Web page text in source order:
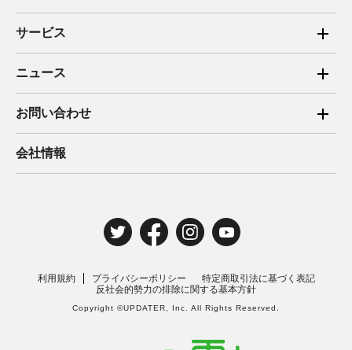
サービス
ご家庭向け電力サービス
法人向け脱炭素サービス
住宅用太陽光売電 卒FIT
ニュース
2025年
2024年
2019年
お問い合わせ
ご家庭向け電力サービス・卒FIT電気の売電
法人向け脱炭素サービス・新電力向けサービス
電気工事のお申込み
会社情報
利用規約 プライバシーポリシー
特定商取引法に基づく表記
反社会的勢力の排除に関する基本方針
Copyright ©UPDATER, Inc. All Rights Reserved.